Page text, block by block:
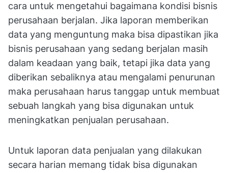
cara untuk mengetahui bagaimana kondisi bisnis
perusahaan berjalan. Jika laporan memberikan
data yang menguntung maka bisa dipastikan jika
bisnis perusahaan yang sedang berjalan masih
dalam keadaan yang baik, tetapi jika data yang
diberikan sebaliknya atau mengalami penurunan
maka perusahaan harus tanggap untuk membuat
sebuah langkah yang bisa digunakan untuk
meningkatkan penjualan perusahaan.
Untuk laporan data penjualan yang dilakukan
secara harian memang tidak bisa digunakan